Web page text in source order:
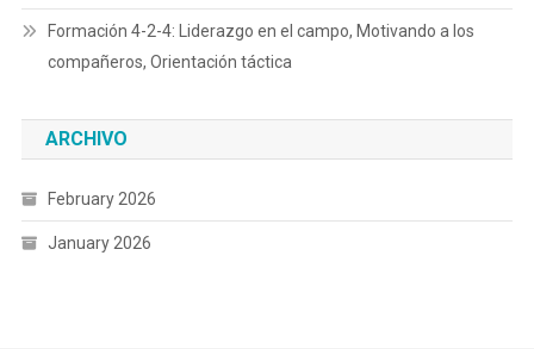
Formación 4-2-4: Liderazgo en el campo, Motivando a los
compañeros, Orientación táctica
ARCHIVO
February 2026
January 2026